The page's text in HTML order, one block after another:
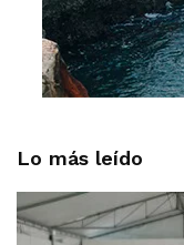
Lo más leído